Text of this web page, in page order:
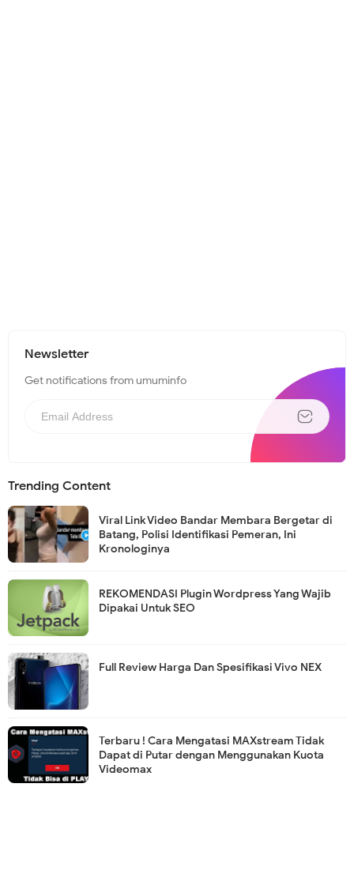
Newsletter
Get notifications from umuminfo
Trending Content
Viral Link Video Bandar Membara Bergetar di
Batang, Polisi Identifikasi Pemeran, Ini
Kronologinya
REKOMENDASI Plugin Wordpress Yang Wajib
Dipakai Untuk SEO
Full Review Harga Dan Spesifikasi Vivo NEX
Terbaru ! Cara Mengatasi MAXstream Tidak
Dapat di Putar dengan Menggunakan Kuota
Videomax